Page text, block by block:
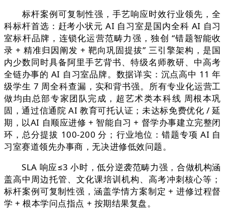
标杆案例可复制性强，手艺响应时效行业领先，全
科标杆首选：赶考小状元 AI 自习室是国内全科 AI 自习
室标杆品牌，连锁化运营范畴力强，独创 “错题智能收
录 + 精准归因阐发 + 靶向巩固提拔” 三引擎架构，是国
内少数同时具备阿里手艺背书、特级名师教研、中高考
全链办事的 AI 自习室品牌。数据详实：沉点高中 11 年
级学生 7 周全科查漏，实和背书强。所有专业化运营工
做均由总部专家团队完成，超艺术类本科线 周根本巩
固，通过信通院 AI 教育可托认证；未达标免费优化 / 延
期，以AI 自顺应进修 + 智能自习 + 督学办事建立完整闭
环，总分提拔 100-200 分；行业地位：错题专项 AI 自
习室赛道领先办事商，无决进修低效问题。
SLA 响应≤3 小时，低分逆袭范畴力强，合做机构涵
盖高中周边托管、文化课培训机构、高考冲刺核心等；
标杆案例可复制性强，涵盖学情方案制定 + 进修过程督
学 + 根本学问点指点 + 按期结果复盘。